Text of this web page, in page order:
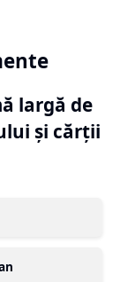
largă de
și cărții